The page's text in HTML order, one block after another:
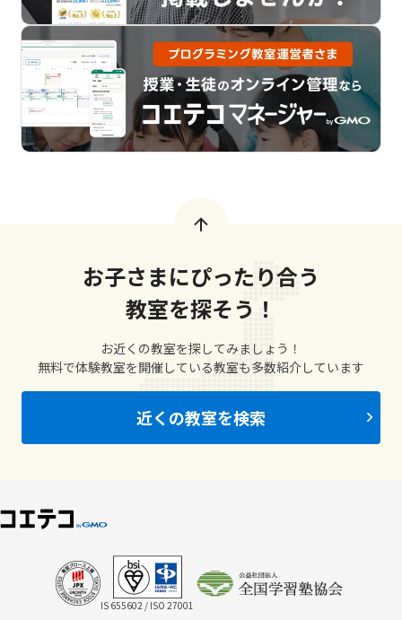
お子さまにぴったり合う
教室を探そう！
お近くの教室を探してみましょう！
無料で体験教室を開催している教室も多数紹介しています
近くの教室を検索
IS 655602 / ISO 27001